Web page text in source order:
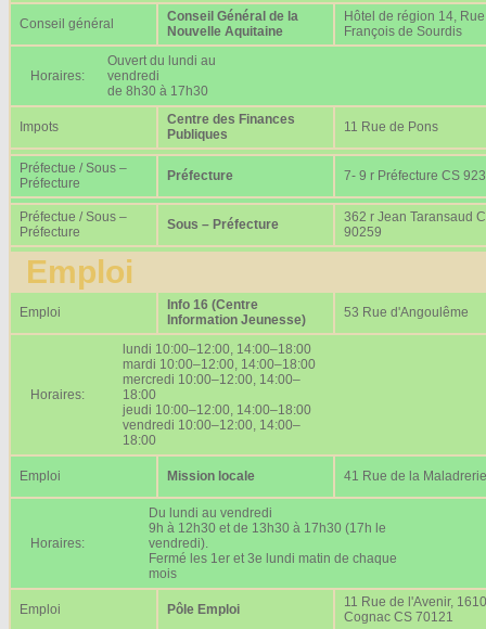
Conseil général
Conseil Général de la
Nouvelle Aquitaine
Hôtel de région 14, Rue
François de Sourdis
Horaires:
Ouvert du lundi au
vendredi
de 8h30 à 17h30
Impots
Centre des Finances
Publiques
11 Rue de Pons
Préfectue / Sous –
Préfecture
Préfecture 7- 9 r Préfecture CS
Préfectue / Sous –
Préfecture
Sous – Préfecture
362 r Jean Taransaud
90259
Emploi
Emploi
Info 16 (Centre
Information Jeunesse)
53 Rue d'Angoulême
Horaires:
lundi 10:00–12:00, 14:00–18:00
mardi 10:00–12:00, 14:00–18:00
mercredi 10:00–12:00, 14:00–
18:00
jeudi 10:00–12:00, 14:00–18:00
vendredi 10:00–12:00, 14:00–
18:00
Emploi Mission locale 41 Rue de la Maladrerie
Horaires:
Du lundi au vendredi
9h à 12h30 et de 13h30 à 17h30 (17h le
vendredi).
Fermé les 1er et 3e lundi matin de chaque
mois
Emploi Pôle Emploi
11 Rue de l'Avenir,
Cognac CS 70121